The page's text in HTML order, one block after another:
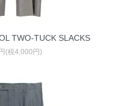
TWO-TUCK SLACKS
(税4,000円)